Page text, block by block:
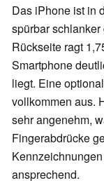
Das iPhone ist in
spürbar
Rückseite ragt
Smartphone
liegt. Eine
vollkommen aus.
sehr angenehm,
Fingerabdrücke
ansprechend.